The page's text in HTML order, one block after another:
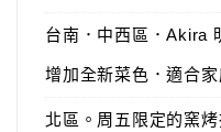
台南．中西區．Akira
增加全新菜色．適合
北區。周五限定的窯